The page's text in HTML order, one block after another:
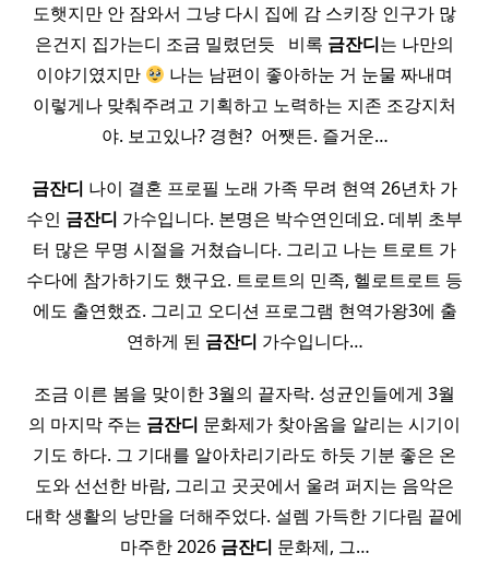
도햇지만 안 잠와서 그냥 다시 집에 감 스키장 인구가 많
은건지 집가는디 조금 밀렸던듯 ​ ​ 비록 금잔디는 나만의
이야기였지만
나는 남편이 좋아하눈 거 눈물 짜내며
이렇게나 맞춰주려고 기획하고 노력하는 지존 조강지처
야. 보고있나? 경현? ​ 어쨋든. 즐거운…
금잔디 나이 결혼 프로필 노래 가족 무려 현역 26년차 가
수인 금잔디 가수입니다. 본명은 박수연인데요. 데뷔 초부
터 많은 무명 시절을 거쳤습니다. 그리고 나는 트로트 가
수다에 참가하기도 했구요. 트로트의 민족, 헬로트로트 등
에도 출연했죠. 그리고 오디션 프로그램 현역가왕3에 출
연하게 된 금잔디 가수입니다…
조금 이른 봄을 맞이한 3월의 끝자락. 성균인들에게 3월
의 마지막 주는 금잔디 문화제가 찾아옴을 알리는 시기이
기도 하다. 그 기대를 알아차리기라도 하듯 기분 좋은 온
도와 선선한 바람, 그리고 곳곳에서 울려 퍼지는 음악은
대학 생활의 낭만을 더해주었다. 설렘 가득한 기다림 끝에
마주한 2026 금잔디 문화제, 그…